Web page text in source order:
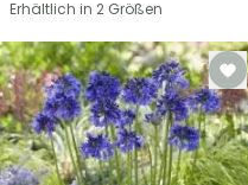
Erhältlich in 2 Größen